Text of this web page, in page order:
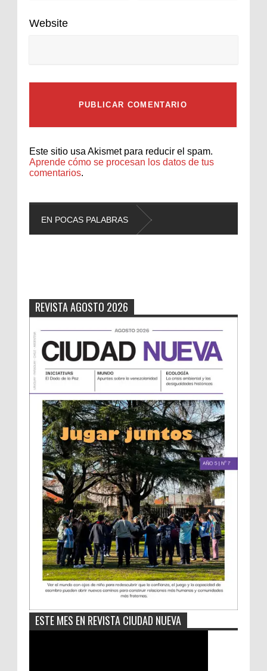
Website
Este sitio usa Akismet para reducir el spam.
Aprende cómo se procesan los datos de tus
comentarios.
EN POCAS PALABRAS
REVISTA AGOSTO 2026
ESTE MES EN REVISTA CIUDAD NUEVA